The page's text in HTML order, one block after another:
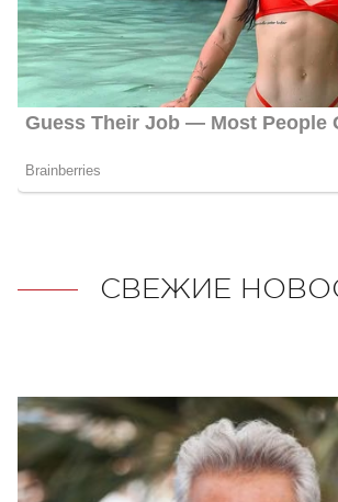
СВЕЖИЕ